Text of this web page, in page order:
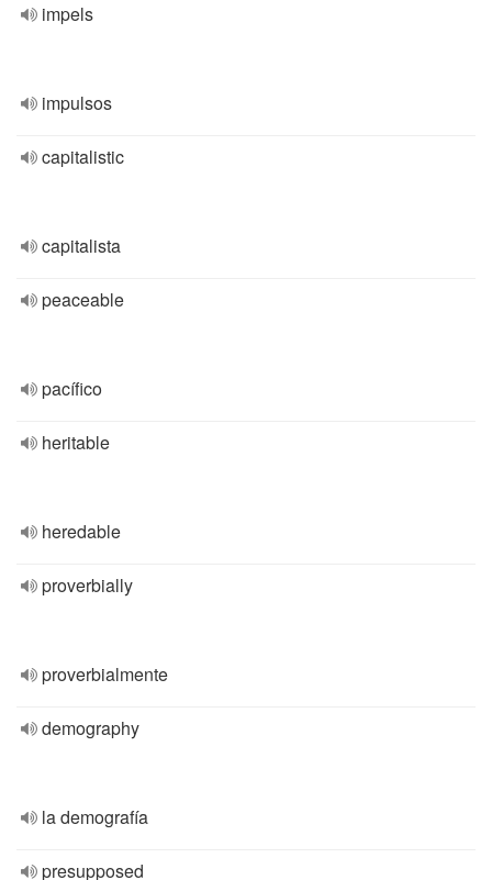
impels
impulsos
capitalistic
capitalista
peaceable
pacífico
heritable
heredable
proverbially
proverbialmente
demography
la demografía
presupposed